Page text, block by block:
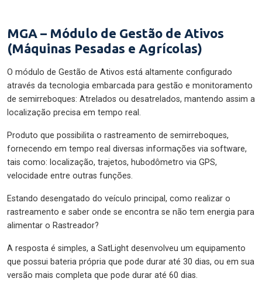
MGA – Módulo de Gestão de Ativos
(Máquinas Pesadas e Agrícolas)
O módulo de Gestão de Ativos está altamente configurado
através da tecnologia embarcada para gestão e monitoramento
de semirreboques: Atrelados ou desatrelados, mantendo assim a
localização precisa em tempo real.
Produto que possibilita o rastreamento de semirreboques,
fornecendo em tempo real diversas informações via software,
tais como: localização, trajetos, hubodômetro via GPS,
velocidade entre outras funções.
Estando desengatado do veículo principal, como realizar o
rastreamento e saber onde se encontra se não tem energia para
alimentar o Rastreador?
A resposta é simples, a SatLight desenvolveu um equipamento
que possui bateria própria que pode durar até 30 dias, ou em sua
versão mais completa que pode durar até 60 dias.